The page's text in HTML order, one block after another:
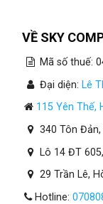
VỀ SKY
Mã số thuế:
Đại diện: Lê
115 Yên Thế,
340 Tôn
Lô 14 ĐT
29 Trần Lê,
Hotline: